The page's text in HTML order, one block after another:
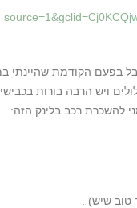
בפעם הקודמת שהיינתי
ויש הרבה בורות
שיש) .